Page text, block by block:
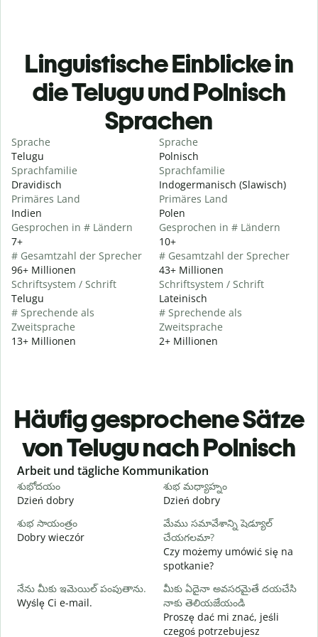
Linguistische Einblicke in
die Telugu und Polnisch
Sprachen
Sprache
Telugu
Sprachfamilie
Dravidisch
Primäres Land
Indien
Gesprochen in # Ländern
7+
# Gesamtzahl der Sprecher
96+ Millionen
Schriftsystem / Schrift
Telugu
# Sprechende als
Zweitsprache
13+ Millionen
Sprache
Polnisch
Sprachfamilie
Indogermanisch (Slawisch)
Primäres Land
Polen
Gesprochen in # Ländern
10+
# Gesamtzahl der Sprecher
43+ Millionen
Schriftsystem / Schrift
Lateinisch
# Sprechende als
Zweitsprache
2+ Millionen
Häufig gesprochene Sätze
von Telugu nach Polnisch
Slide 1 of 6
Arbeit und tägliche Kommunikation
శుభోదయం
Dzień dobry
శుభ మధ్యాహ్నం
Dzień dobry
శుభ సాయంత్రం
Dobry wieczór
మేము సమావేశాన్ని షెడ్యూల్
చేయగలమా?
Czy możemy umówić się na
spotkanie?
నేను మీకు ఇమెయిల్ పంపుతాను.
Wyślę Ci e-mail.
మీకు ఏదైనా అవసరమైతే దయచేసి
నాకు తెలియజేయండి
Proszę dać mi znać, jeśli
czegoś potrzebujesz